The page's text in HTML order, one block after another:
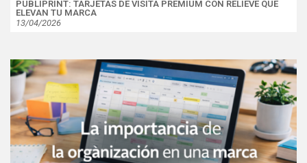
PUBLIPRINT: TARJETAS DE VISITA PREMIUM CON RELIEVE QUE
ELEVAN TU MARCA
13/04/2026